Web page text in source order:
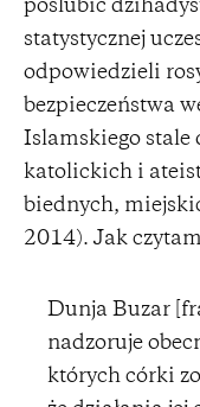
poślubić
statystycznej
odpowiedzieli
bezpieczeństwa
Islamskiego stale
katolickich i
biednych,
2014). Jak
Dunja Buzar
nadzoruje
których córki